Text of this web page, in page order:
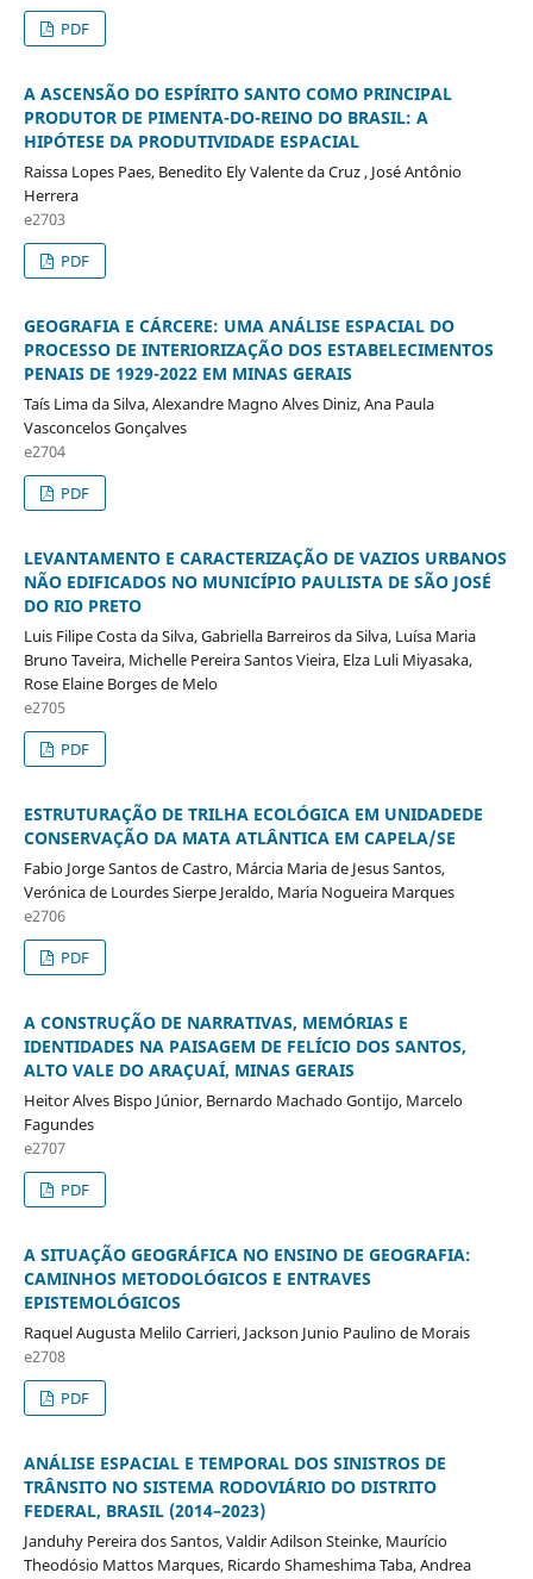
PDF
A ASCENSÃO DO ESPÍRITO SANTO COMO PRINCIPAL
PRODUTOR DE PIMENTA-DO-REINO DO BRASIL: A
HIPÓTESE DA PRODUTIVIDADE ESPACIAL
Raissa Lopes Paes, Benedito Ely Valente da Cruz , José Antônio
Herrera
e2703
PDF
GEOGRAFIA E CÁRCERE: UMA ANÁLISE ESPACIAL DO
PROCESSO DE INTERIORIZAÇÃO DOS ESTABELECIMENTOS
PENAIS DE 1929-2022 EM MINAS GERAIS
Taís Lima da Silva, Alexandre Magno Alves Diniz, Ana Paula
Vasconcelos Gonçalves
e2704
PDF
LEVANTAMENTO E CARACTERIZAÇÃO DE VAZIOS URBANOS
NÃO EDIFICADOS NO MUNICÍPIO PAULISTA DE SÃO JOSÉ
DO RIO PRETO
Luis Filipe Costa da Silva, Gabriella Barreiros da Silva, Luísa Maria
Bruno Taveira, Michelle Pereira Santos Vieira, Elza Luli Miyasaka,
Rose Elaine Borges de Melo
e2705
PDF
ESTRUTURAÇÃO DE TRILHA ECOLÓGICA EM UNIDADEDE
CONSERVAÇÃO DA MATA ATLÂNTICA EM CAPELA/SE
Fabio Jorge Santos de Castro, Márcia Maria de Jesus Santos,
Verónica de Lourdes Sierpe Jeraldo, Maria Nogueira Marques
e2706
PDF
A CONSTRUÇÃO DE NARRATIVAS, MEMÓRIAS E
IDENTIDADES NA PAISAGEM DE FELÍCIO DOS SANTOS,
ALTO VALE DO ARAÇUAÍ, MINAS GERAIS
Heitor Alves Bispo Júnior, Bernardo Machado Gontijo, Marcelo
Fagundes
e2707
PDF
A SITUAÇÃO GEOGRÁFICA NO ENSINO DE GEOGRAFIA:
CAMINHOS METODOLÓGICOS E ENTRAVES
EPISTEMOLÓGICOS
Raquel Augusta Melilo Carrieri, Jackson Junio Paulino de Morais
e2708
PDF
ANÁLISE ESPACIAL E TEMPORAL DOS SINISTROS DE
TRÂNSITO NO SISTEMA RODOVIÁRIO DO DISTRITO
FEDERAL, BRASIL (2014–2023)
Janduhy Pereira dos Santos, Valdir Adilson Steinke, Maurício
Theodósio Mattos Marques, Ricardo Shameshima Taba, Andrea